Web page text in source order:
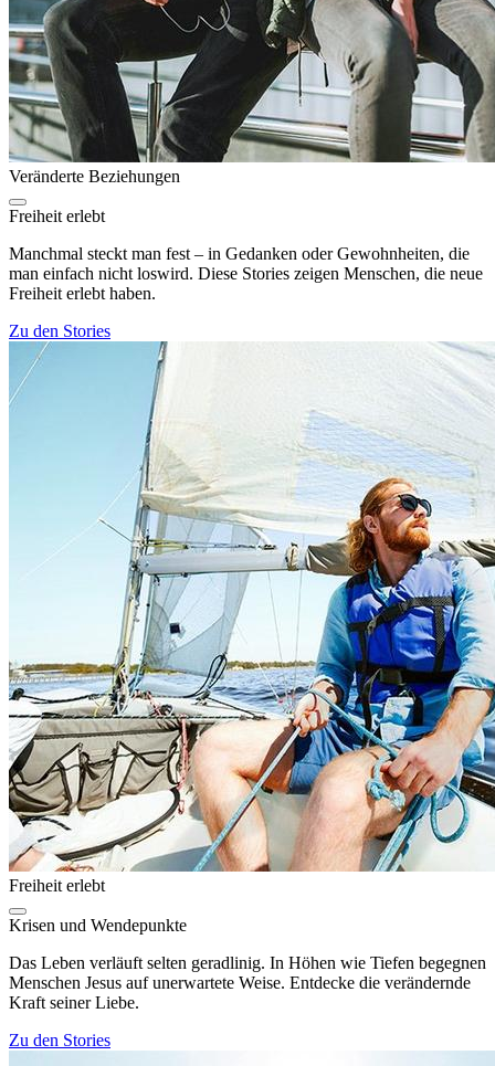
Veränderte Beziehungen
Freiheit erlebt
Manchmal steckt man fest – in Gedanken oder Gewohnheiten, die
man einfach nicht loswird. Diese Stories zeigen Menschen, die neue
Freiheit erlebt haben.
Zu den Stories
Freiheit erlebt
Krisen und Wendepunkte
Das Leben verläuft selten geradlinig. In Höhen wie Tiefen begegnen
Menschen Jesus auf unerwartete Weise. Entdecke die verändernde
Kraft seiner Liebe.
Zu den Stories